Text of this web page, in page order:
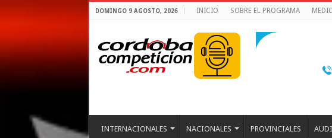
DOMINGO 9 AGOSTO, 2026 INICIO SOBRE EL PROGRAMA
INTERNACIONALES NACIONALES PROVINCIALES